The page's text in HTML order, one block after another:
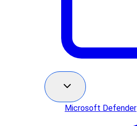
Microsoft Defender